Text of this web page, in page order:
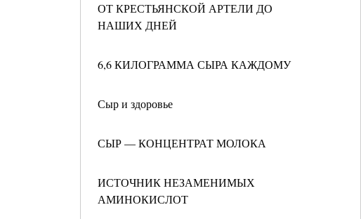
ОТ КРЕСТЬЯНСКОЙ АРТЕЛИ ДО
НАШИХ ДНЕЙ
6,6 КИЛОГРАММА СЫРА КАЖДОМУ
Сыр и здоровье
СЫР — КОНЦЕНТРАТ МОЛОКА
ИСТОЧНИК НЕЗАМЕНИМЫХ
АМИНОКИСЛОТ